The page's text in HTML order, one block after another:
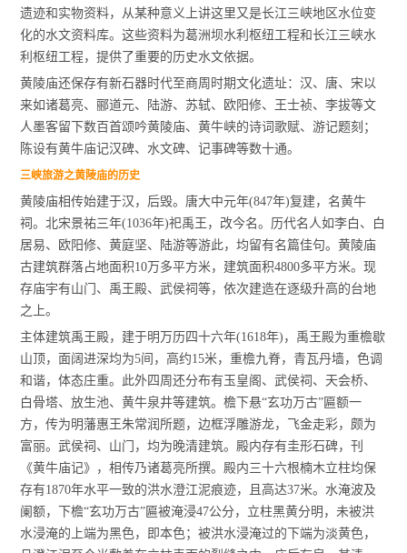
遗迹和实物资料，从某种意义上讲这里又是长江三峡地区水位变
化的水文资料库。这些资料为葛洲坝水利枢纽工程和长江三峡水
利枢纽工程，提供了重要的历史水文依据。
黄陵庙还保存有新石器时代至商周时期文化遗址：汉、唐、宋以
来如诸葛亮、郦道元、陆游、苏轼、欧阳修、王士祯、李拔等文
人墨客留下数百首颂吟黄陵庙、黄牛峡的诗词歌赋、游记题刻；
陈设有黄牛庙记汉碑、水文碑、记事碑等数十通。
三峡旅游之黄陵庙的历史
黄陵庙相传始建于汉，后毁。唐大中元年(847年)复建，名黄牛
祠。北宋景祐三年(1036年)祀禹王，改今名。历代名人如李白、白
居易、欧阳修、黄庭坚、陆游等游此，均留有名篇佳句。黄陵庙
古建筑群落占地面积10万多平方米，建筑面积4800多平方米。现
存庙宇有山门、禹王殿、武侯祠等，依次建造在逐级升高的台地
之上。
主体建筑禹王殿，建于明万历四十六年(1618年)，禹王殿为重檐歇
山顶，面阔进深均为5间，高约15米，重檐九脊，青瓦丹墙，色调
和谐，体态庄重。此外四周还分布有玉皇阁、武侯祠、天会桥、
白骨塔、放生池、黄牛泉井等建筑。檐下悬“玄功万古”匾额一
方，传为明藩惠王朱常润所题，边框浮雕游龙，飞金走彩，颇为
富丽。武侯祠、山门，均为晚清建筑。殿内存有圭形石碑，刊
《黄牛庙记》，相传乃诸葛亮所撰。殿内三十六根楠木立柱均保
存有1870年水平一致的洪水澄江泥痕迹，且高达37米。水淹波及
阑额，下檐“玄功万古”匾被淹浸47公分，立柱黑黄分明，未被洪
水浸淹的上端为黑色，即本色；被洪水浸淹过的下端为淡黄色，